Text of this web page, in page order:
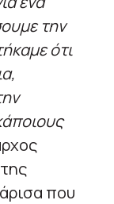
την
ότι
που